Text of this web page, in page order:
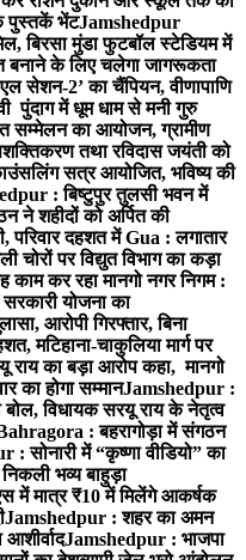
पुस्तकें भेंटJamshedpur
बिरसा मुंडा फुटबॉल स्टेडियम में
बनाने के लिए चलेगा जागरूकता
सेशन-2’ का चैंपियन, वीणापाणि
पुंदाग में धूम धाम से मनी गुरु
सम्मेलन का आयोजन, ग्रामीण
तथा रविदास जयंती को
सत्र आयोजित, भविष्य की
: बिष्टुपुर तुलसी भवन में
ने शहीदों को अर्पित की
परिवार दहशत मेंGua : लगातार
चोरों पर विद्युत विभाग का कड़ा
कर रहा मानगो नगर निगम :
योजना का
आरोपी गिरफ्तार, बिना
मटिहाना-चाकुलिया मार्ग पर
राय का बड़ा आरोप कहा, मानगो
का होगा सम्मानJamshedpur :
विधायक सरयू राय के नेतृत्व
: बहरागोड़ा में संगठन
: सोनारी में “कृष्णा वीडियो” का
भव्य बाहुड़ा
में मात्र ₹10 में मिलेंगे आकर्षक
Jamshedpur : शहर का अमन
Jamshedpur : भाजपा